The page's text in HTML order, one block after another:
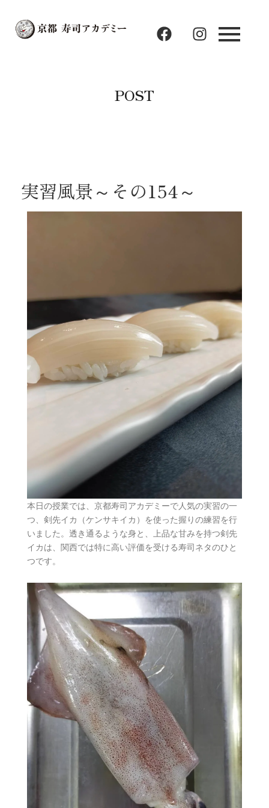
F
a
I
n
POST
実習風景～その154～
本日の授業では、京都寿司アカデミーで人気の実習の一
つ、剣先イカ（ケンサキイカ）を使った握りの練習を行
いました。透き通るような身と、上品な甘みを持つ剣先
イカは、関西では特に高い評価を受ける寿司ネタのひと
つです。